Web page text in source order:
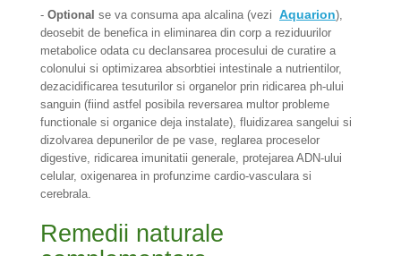
- Optional se va consuma apa alcalina (vezi Aquarion),
deosebit de benefica in eliminarea din corp a reziduurilor
metabolice odata cu declansarea procesului de curatire a
colonului si optimizarea absorbtiei intestinale a nutrientilor,
dezacidificarea tesuturilor si organelor prin ridicarea ph-ului
sanguin (fiind astfel posibila reversarea multor probleme
functionale si organice deja instalate), fluidizarea sangelui si
dizolvarea depunerilor de pe vase, reglarea proceselor
digestive, ridicarea imunitatii generale, protejarea ADN-ului
celular, oxigenarea in profunzime cardio-vasculara si
cerebrala.
Remedii naturale